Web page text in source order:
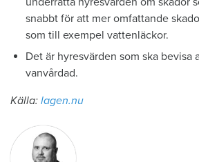
snabbt för att mer omfattande
som till exempel vattenläckor.
Det är hyresvärden som ska bevisa
vanvårdad.
Källa: lagen.nu